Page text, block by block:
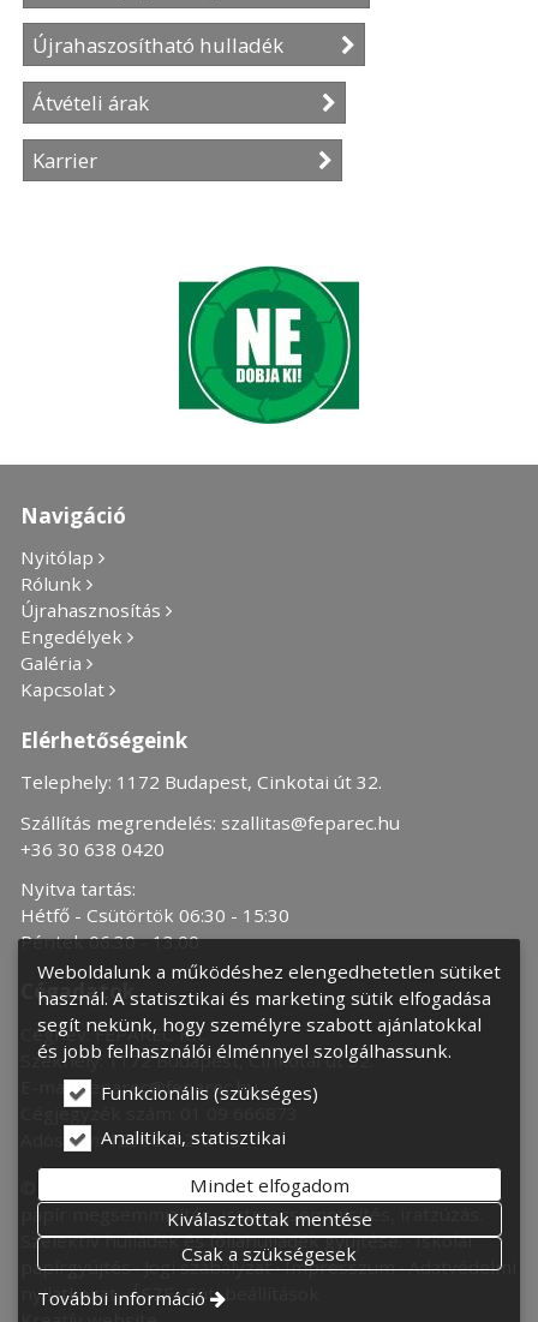
Újrahaszosítható hulladék
Átvételi árak
Karrier
Navigáció
Nyitólap
Rólunk
Újrahasznosítás
Engedélyek
Galéria
Kapcsolat
Elérhetőségeink
Telephely: 1172 Budapest, Cinkotai út 32.
Szállítás megrendelés: szallitas@feparec.hu
+36 30 638 0420
Nyitva tartás:
Hétfő - Csütörtök 06:30 - 15:30
Péntek 06:30 - 13:00
Cégadatok
Cégnév: FEPAREC Kft.
Székhely: 1172 Budapest, Cinkotai út 32.
E-mail:feparec@feparec.hu
Cégjegyzék szám: 01 09 666873
Adószám: 12335732-2-42
© 2022 Feparec Kft. Papírhulladék újrahasznosítás,
papír megsemmisítés, iratmegsemmisítés, iratzúzás.
Szelektív hulladék és fóliahulladék gyűjtése. Iskolai
papírgyűjtés Jogi szabályzat Impresszum Adatvédelmi
nyilatkozat ÁSZF Süti beállítások
Weboldalunk a működéshez elengedhetetlen sütiket
használ. A statisztikai és marketing sütik elfogadása
segít nekünk, hogy személyre szabott ajánlatokkal
és jobb felhasználói élménnyel szolgálhassunk.
Funkcionális (szükséges)
Analitikai, statisztikai
Mindet elfogadom
Kiválasztottak mentése
Csak a szükségesek
További információ